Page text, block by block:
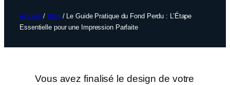
Accueil / Blog/ Le Guide Pratique du Fond Perdu : L’Étape
Essentielle pour une Impression Parfaite
Vous avez finalisé le design de votre